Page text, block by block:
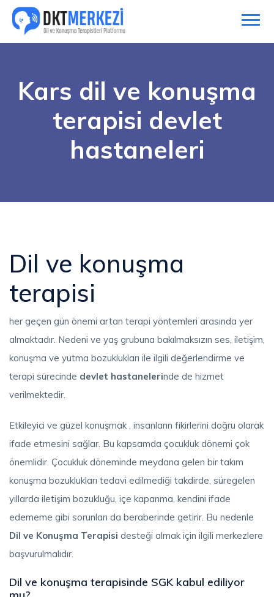
Kars dil ve konuşma
terapisi devlet
hastaneleri
Dil ve konuşma
terapisi
her geçen gün önemi artan terapi yöntemleri arasında yer
almaktadır. Nedeni ve yaş grubuna bakılmaksızın ses, iletişim,
konuşma ve yutma bozuklukları ile ilgili değerlendirme ve
terapi sürecinde devlet hastanelerinde de hizmet
verilmektedir.
Etkileyici ve güzel konuşmak , insanların fikirlerini doğru olarak
ifade etmesini sağlar. Bu kapsamda çocukluk dönemi çok
önemlidir. Çocukluk döneminde meydana gelen bir takım
konuşma bozuklukları tedavi edilmediği takdirde, süregelen
yıllarda iletişim bozukluğu, içe kapanma, kendini ifade
edememe gibi sorunları da beraberinde getirir. Bu nedenle
Dil ve Konuşma Terapisi desteği almak için ilgili merkezlere
başvurulmalıdır.
Dil ve konuşma terapisinde SGK kabul ediliyor